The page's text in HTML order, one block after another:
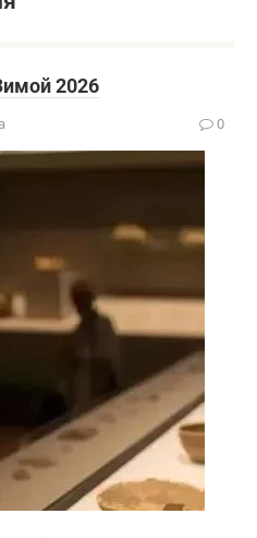
2026
0